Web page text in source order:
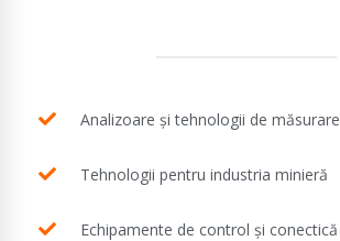
Analizoare și tehnologii de măsurare
Tehnologii pentru industria minieră
Echipamente de control și conectică